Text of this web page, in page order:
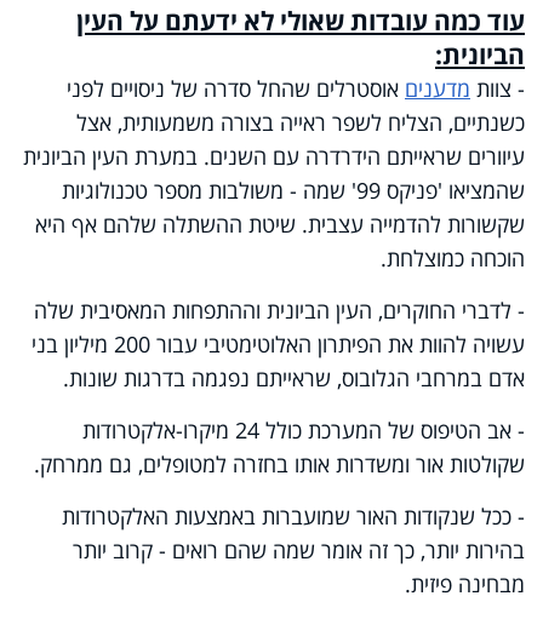
עוד כמה עובדות שאולי לא ידעתם על העין
הביונית:
- צוות מדענים אוסטרלים שהחל סדרה של ניסויים לפני
כשנתיים, הצליח לשפר ראייה בצורה משמעותית, אצל
עיוורים שראייתם הידרדרה עם השנים. במערת העין הביונית
שהמציאו 'פניקס 99' שמה - משולבות מספר טכנולוגיות
שקשורות להדמייה עצבית. שיטת ההשתלה שלהם אף היא
הוכחה כמוצלחת.
- לדברי החוקרים, העין הביונית וההתפחות המאסיבית שלה
עשויה להוות את הפיתרון האלוטימטיבי עבור 200 מיליון בני
אדם במרחבי הגלובוס, שראייתם נפגמה בדרגות שונות.
- אב הטיפוס של המערכת כולל 24 מיקרו-אלקטרודות
שקולטות אור ומשדרות אותו בחזרה למטופלים, גם ממרחק.
- ככל שנקודות האור שמועברות באמצעות האלקטרודות
בהירות יותר, כך זה אומר שמה שהם רואים - קרוב יותר
מבחינה פיזית.